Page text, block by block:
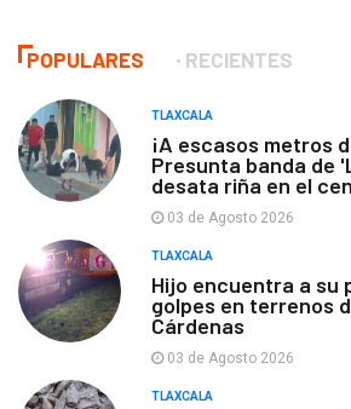
POPULARES RECIENTES
TLAXCALA
¡A escasos metros
Presunta banda de
desata riña en el
03 de Agosto 2026
TLAXCALA
Hijo encuentra a su
golpes en terrenos
Cárdenas
03 de Agosto 2026
TLAXCALA